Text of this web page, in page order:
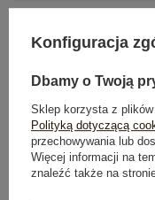
OPINIE O PRODUKCIE (1)
Konfiguracja
Dbamy o Twoją
Sklep korzysta z
Polityką dotyczącą
przechowywania lub
Więcej informacji na
znaleźć także na